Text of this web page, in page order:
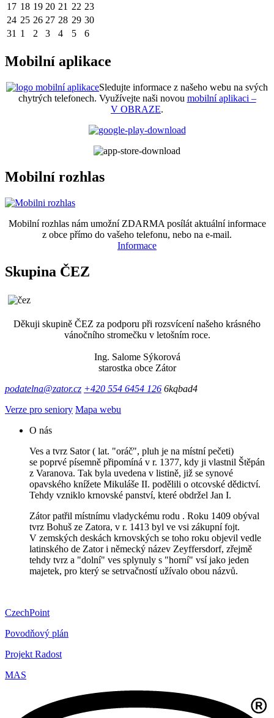
17 18 19 20 21 22 23
24 25 26 27 28 29 30
31 1 2 3 4 5 6
Mobilní aplikace
Sledujte informace z našeho webu na svých
chytrých telefonech. Využívejte naši novou mobilní aplikaci –
V OBRAZE.
Mobilní rozhlas
Mobilní rozhlas nám umožní ZDARMA posílát aktuální informace
z obce přímo do vašeho telefonu, nebo na e-mail.
Informace
Skupina ČEZ
Děkuji skupině ČEZ za podporu při rozsvícení našeho krásného
vánočního stromečku v letošním roce.
Ing. Salome Sýkorová
starostka obce Zátor
podatelna@zator.cz +420 554 6454 126 6kqbad4
Verze pro seniory Mapa webu
O nás
Ves a tvrz Sator ( lat. "oráč", pluh je na místní pečeti)
se poprvé písemně připomíná v r. 1377, kdy ji vlastnil Štěpán
z Varanova. Tak byla uvedena v listině, již se synové
opavského knížete Mikuláše II. podělili o otcovské dědictví.
Tehdy vzniklo krnovské panství, které obdržel Jan I.
Zátor patřil místnímu vladyckému rodu . Roku 1409 obýval
tvrz Bohuš ze Zatora, v r. 1413 byl ve vsi zákupní fojt.
V zemských deskách krnovských se toho roku objevil vedle
latinského de Zator i německý název Zeyffersdorf, zřejmě
tehdy tvrz a "dolní" ves splynuly s "horní" vsí jako jeden
majetek, pro který se setrvačností užívalo obou názvů.
CzechPoint
Povodňový plán
Projekt Radost
MAS